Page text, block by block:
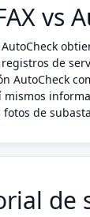
vs
AutoCheck
de
AutoCheck
mismos
de
de